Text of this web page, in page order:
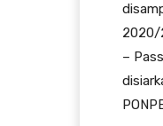
2020/
–